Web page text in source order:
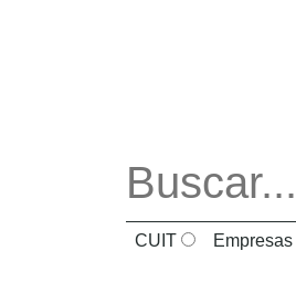
CUIT Empresas